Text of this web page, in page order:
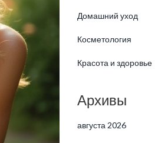
Домашний уход
Косметология
Красота и здоровье
Архивы
августа 2026